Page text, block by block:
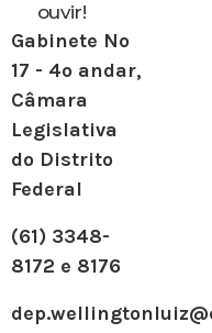
ouvir!
Gabinete Nº
17 - 4º andar,
Câmara
Legislativa
do Distrito
Federal
(61) 3348-
8172 e 8176